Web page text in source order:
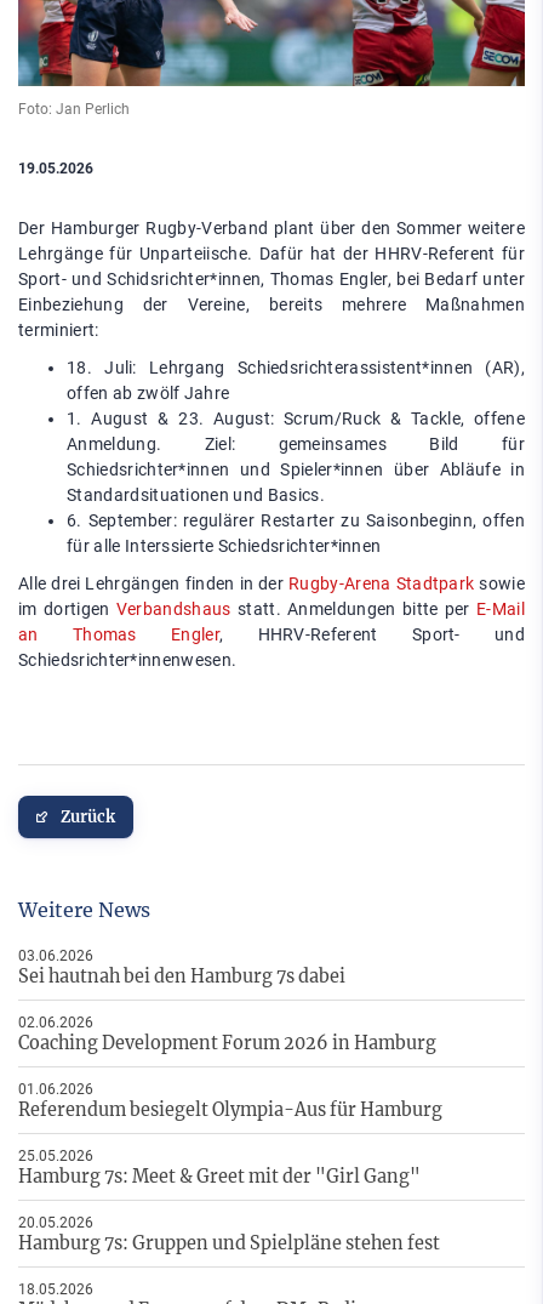
Foto: Jan Perlich
19.05.2026
Der Hamburger Rugby-Verband plant über den Sommer weitere
Lehrgänge für Unparteiische. Dafür hat der HHRV-Referent für
Sport- und Schidsrichter*innen, Thomas Engler, bei Bedarf unter
Einbeziehung der Vereine, bereits mehrere Maßnahmen
terminiert:
18. Juli: Lehrgang Schiedsrichterassistent*innen (AR),
offen ab zwölf Jahre
1. August & 23. August: Scrum/Ruck & Tackle, offene
Anmeldung. Ziel: gemeinsames Bild für
Schiedsrichter*innen und Spieler*innen über Abläufe in
Standardsituationen und Basics.
6. September: regulärer Restarter zu Saisonbeginn, offen
für alle Interssierte Schiedsrichter*innen
Alle drei Lehrgängen finden in der Rugby-Arena Stadtpark sowie
im dortigen Verbandshaus statt. Anmeldungen bitte per E-Mail
an Thomas Engler, HHRV-Referent Sport- und
Schiedsrichter*innenwesen.
Zurück
Weitere News
03.06.2026
Sei hautnah bei den Hamburg 7s dabei
02.06.2026
Coaching Development Forum 2026 in Hamburg
01.06.2026
Referendum besiegelt Olympia-Aus für Hamburg
25.05.2026
Hamburg 7s: Meet & Greet mit der "Girl Gang"
20.05.2026
Hamburg 7s: Gruppen und Spielpläne stehen fest
18.05.2026